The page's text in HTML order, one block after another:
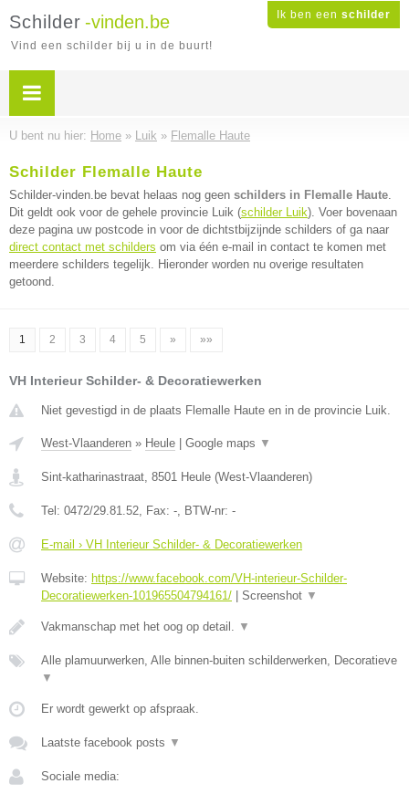
Ik ben een schilder
Schilder -vinden.be
Vind een schilder bij u in de buurt!
U bent nu hier: Home » Luik » Flemalle Haute
Schilder Flemalle Haute
Schilder-vinden.be bevat helaas nog geen schilders in Flemalle Haute.
Dit geldt ook voor de gehele provincie Luik (schilder Luik). Voer bovenaan
deze pagina uw postcode in voor de dichtstbijzijnde schilders of ga naar
direct contact met schilders om via één e-mail in contact te komen met
meerdere schilders tegelijk. Hieronder worden nu overige resultaten
getoond.
1 2 3 4 5 » »»
VH Interieur Schilder- & Decoratiewerken
Niet gevestigd in de plaats Flemalle Haute en in de provincie Luik.
West-Vlaanderen » Heule Google maps ▼
Sint-katharinastraat, 8501 Heule (West-Vlaanderen)
Tel: 0472/29.81.52, Fax: -, BTW-nr: -
E-mail › VH Interieur Schilder- & Decoratiewerken
Website: https://www.facebook.com/VH-interieur-Schilder-
Decoratiewerken-101965504794161/
Screenshot ▼
Vakmanschap met het oog op detail. ▼
Alle plamuurwerken, Alle binnen-buiten schilderwerken, Decoratieve
▼
Er wordt gewerkt op afspraak.
Laatste facebook posts ▼
Sociale media: